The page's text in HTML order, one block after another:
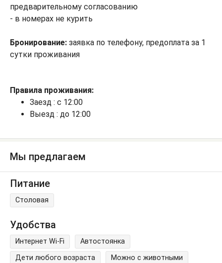
предварительному согласованию
- в номерах не курить
Бронирование: заявка по телефону, предоплата за 1
сутки проживания
Правила проживания:
Заезд : с 12:00
Выезд : до 12:00
Мы предлагаем
Питание
Столовая
Удобства
Интернет Wi-Fi
Автостоянка
Дети любого возраста
Можно с животными